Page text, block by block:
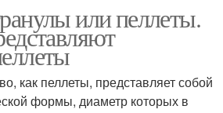
или пеллеты.
как пеллеты, представляет собой
формы, диаметр которых в